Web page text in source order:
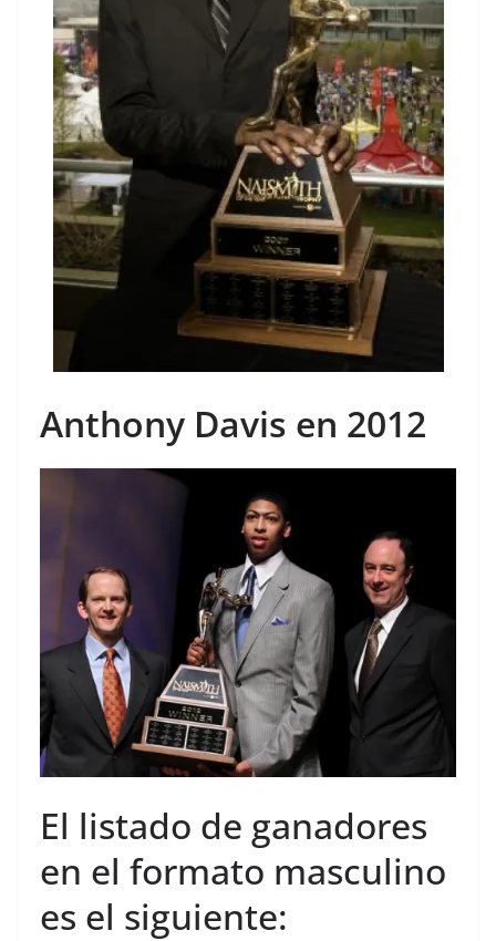
Anthony Davis en 2012
El listado de ganadores
en el formato masculino
es el siguiente: